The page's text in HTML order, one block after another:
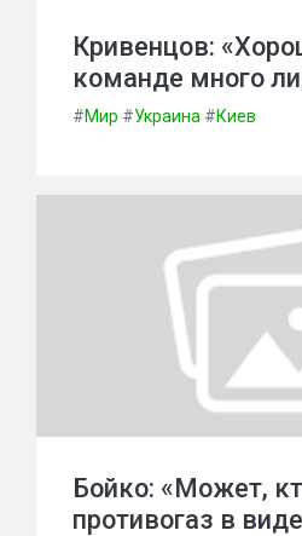
Кривенцов:
команде много
#Мир #Украина #Киев
Бойко: «Может,
противогаз в